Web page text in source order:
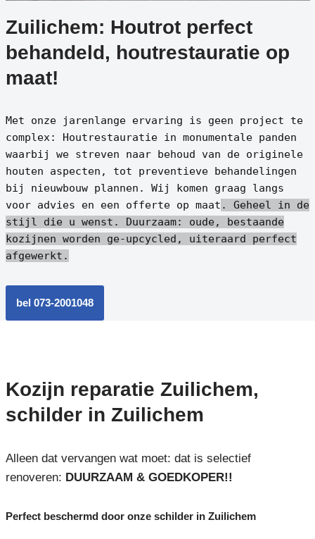
Zuilichem: Houtrot perfect
behandeld, houtrestauratie op
maat!
Met onze jarenlange ervaring is geen project te
complex: Houtrestauratie in monumentale panden
waarbij we streven naar behoud van de originele
houten aspecten, tot preventieve behandelingen
bij nieuwbouw plannen. Wij komen graag langs
voor advies en een offerte op maat . Geheel in de
stijl die u wenst. Duurzaam: oude, bestaande
kozijnen worden ge-upcycled, uiteraard perfect
afgewerkt.
bel 073-2001048
Kozijn reparatie Zuilichem,
schilder in Zuilichem
Alleen dat vervangen wat moet: dat is selectief
renoveren: DUURZAAM & GOEDKOPER!!
Perfect beschermd door onze schilder in Zuilichem